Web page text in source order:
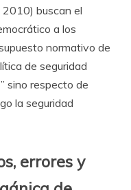
2010) buscan el
a los
normativo de
de seguridad
sino respecto de
la seguridad
errores y